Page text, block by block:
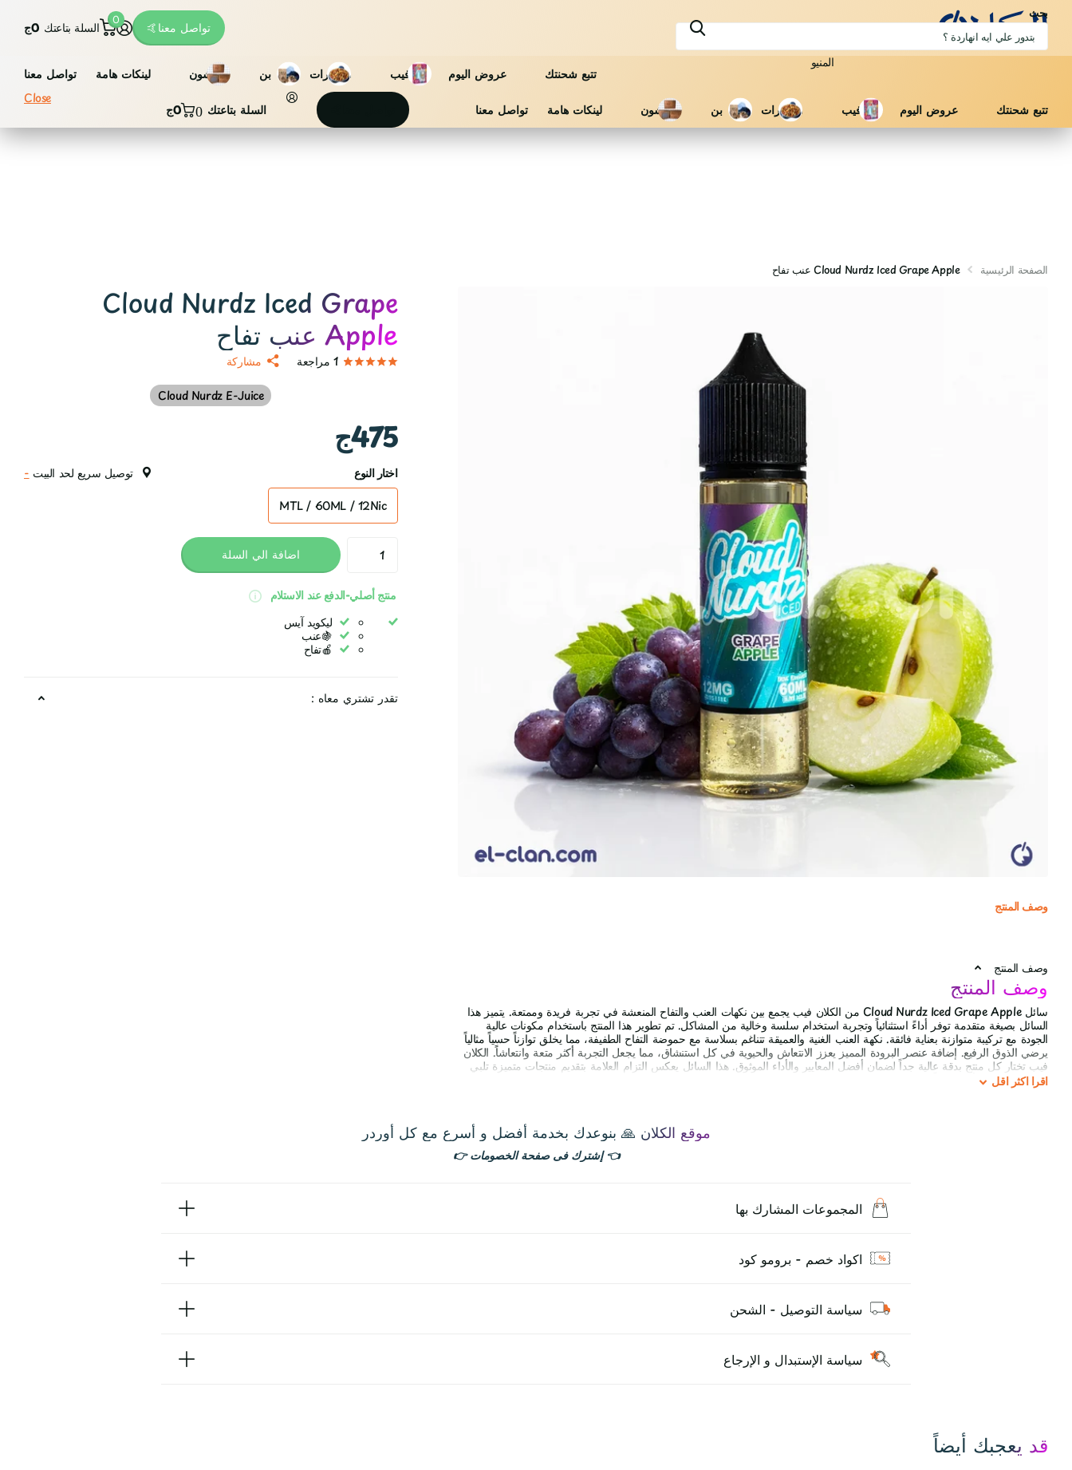
بحث
تواصل معنا🤙 السلة بتاعتك
0
0ج
المنيو
تتبع شحنتك عروض اليوم فيب مكسرات بن فاشون لينكات هامة تواصل معنا
تتبع شحنتك عروض اليوم فيب مكسرات بن فاشون لينكات هامة تواصل معنا السلة بتاعتك 0 0ج
Close
الصفحة الرئيسية Cloud Nurdz Iced Grape Apple عنب تفاح
وصف المنتج
وصف المنتج
وصف المنتج
سائل Cloud Nurdz Iced Grape Apple من الكلان فيب يجمع بين نكهات العنب والتفاح المنعشة في تجربة فريدة وممتعة. يتميز هذا
السائل بصيغة متقدمة توفر أداءً استثنائياً وتجربة استخدام سلسة وخالية من المشاكل. تم تطوير هذا المنتج باستخدام مكونات عالية
الجودة مع تركيبة متوازنة بعناية فائقة. نكهة العنب الغنية والعميقة تتناغم بسلاسة مع حموضة التفاح الطفيفة، مما يخلق توازناً حسياً مثالياً
يرضي الذوق الرفيع. إضافة عنصر البرودة المميز يعزز الانتعاش والحيوية في كل استنشاق، مما يجعل التجربة أكثر متعة وانتعاشاً. الكلان
فيب تختار كل منتج بدقة عالية جداً لضمان أفضل المعايير والأداء الموثوق. هذا السائل يعكس التزام العلامة بتقديم منتجات متميزة تلبي
توقعات العملاء الأكثر تطلباً. كل زجاجة تمثل نتيجة البحث والتطوير المستمر والاهتمام بالتفاصيل. إذا كنت تبحث عن سائل بنكهة فاكهية
متطورة وأداء موثوق وتجربة استخدام ممتازة، Cloud Nurdz Iced Grape Apple يوفر الحل المثالي..
اقرااكثر اقل
Cloud Nurdz Iced Grape
Apple عنب تفاح
1 مراجعة مشاركة
Cloud Nurdz E-Juice
475ج
اختار النوع توصيل سريع لحد البيت -
MTL / 60ML / 12Nic
اضافة الي السلة
منتج أصلي-الدفع عند الاستلام
ليكويد آيس
🍇عنب
🍎تفاح
تقدر تشتري معاه :
موقع الكلان 🙏 بنوعدك بخدمة أفضل و أسرع مع كل أوردر
👈إشترك فى صفحة الخصومات👉
المجموعات المشارك بها
اكواد خصم - برومو كود
سياسة التوصيل - الشحن
سياسة الإستبدال و الإرجاع
قد يعجبك أيضاً